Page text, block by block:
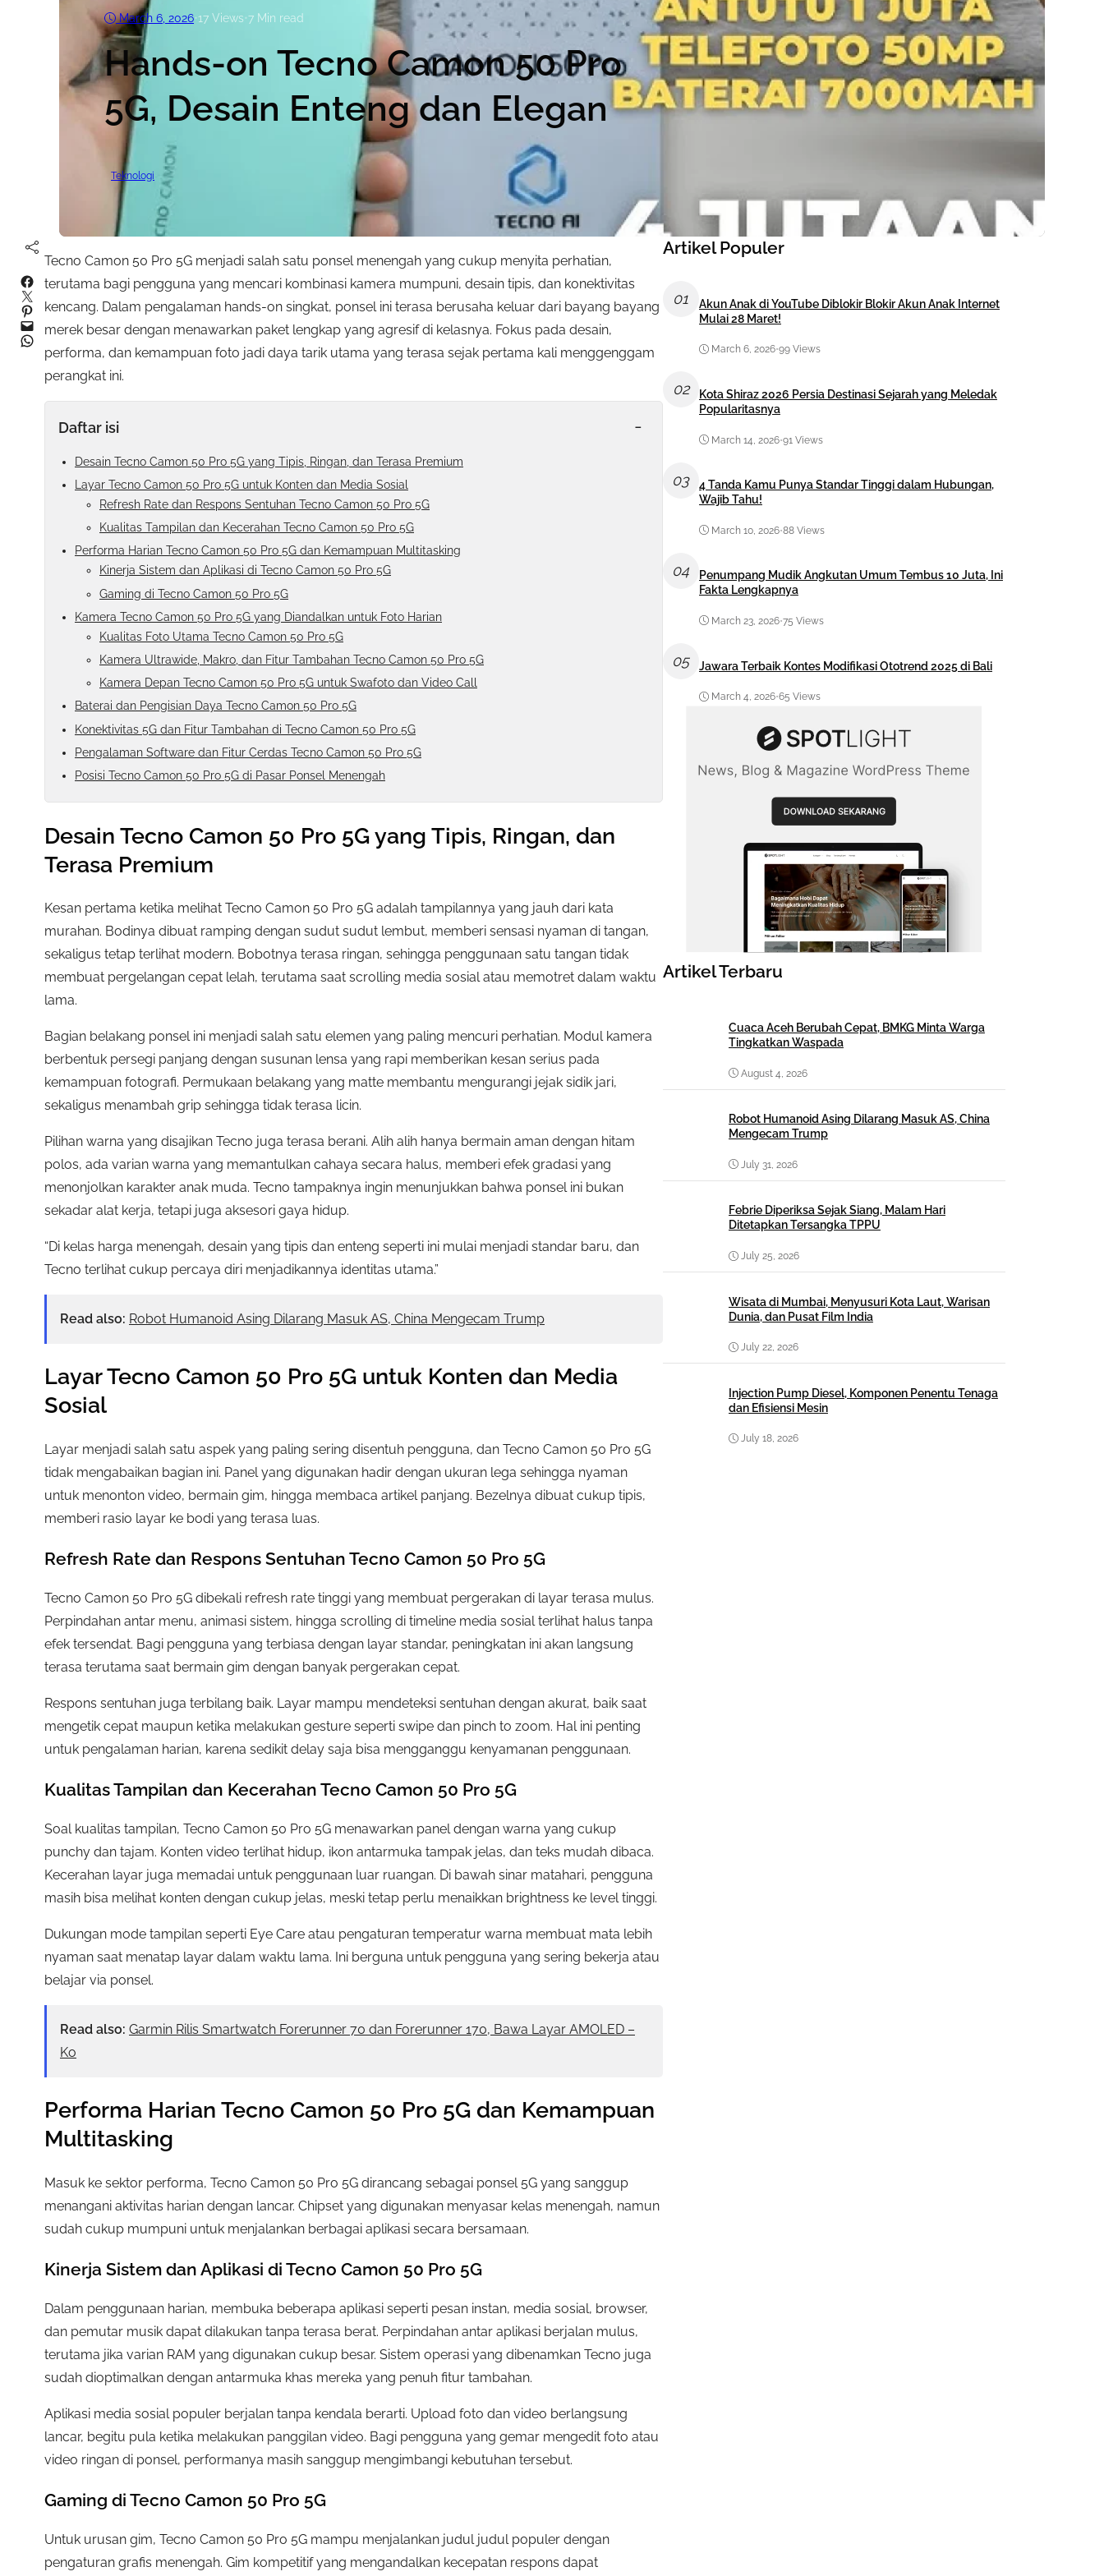
March 6, 2026•17 Views•7 Min read
Hands-on Tecno Camon 50 Pro
5G, Desain Enteng dan Elegan
Teknologi
Facebook
Twitter
Pinterest
Mail
WhatsApp
Tecno Camon 50 Pro 5G menjadi salah satu ponsel menengah yang cukup menyita perhatian,
terutama bagi pengguna yang mencari kombinasi kamera mumpuni, desain tipis, dan konektivitas
kencang. Dalam pengalaman hands-on singkat, ponsel ini terasa berusaha keluar dari bayang bayang
merek besar dengan menawarkan paket lengkap yang agresif di kelasnya. Fokus pada desain,
performa, dan kemampuan foto jadi daya tarik utama yang terasa sejak pertama kali menggenggam
perangkat ini.
Daftar isi -
Desain Tecno Camon 50 Pro 5G yang Tipis, Ringan, dan Terasa Premium
Layar Tecno Camon 50 Pro 5G untuk Konten dan Media Sosial
Refresh Rate dan Respons Sentuhan Tecno Camon 50 Pro 5G
Kualitas Tampilan dan Kecerahan Tecno Camon 50 Pro 5G
Performa Harian Tecno Camon 50 Pro 5G dan Kemampuan Multitasking
Kinerja Sistem dan Aplikasi di Tecno Camon 50 Pro 5G
Gaming di Tecno Camon 50 Pro 5G
Kamera Tecno Camon 50 Pro 5G yang Diandalkan untuk Foto Harian
Kualitas Foto Utama Tecno Camon 50 Pro 5G
Kamera Ultrawide, Makro, dan Fitur Tambahan Tecno Camon 50 Pro 5G
Kamera Depan Tecno Camon 50 Pro 5G untuk Swafoto dan Video Call
Baterai dan Pengisian Daya Tecno Camon 50 Pro 5G
Konektivitas 5G dan Fitur Tambahan di Tecno Camon 50 Pro 5G
Pengalaman Software dan Fitur Cerdas Tecno Camon 50 Pro 5G
Posisi Tecno Camon 50 Pro 5G di Pasar Ponsel Menengah
Desain Tecno Camon 50 Pro 5G yang Tipis, Ringan, dan
Terasa Premium
Kesan pertama ketika melihat Tecno Camon 50 Pro 5G adalah tampilannya yang jauh dari kata
murahan. Bodinya dibuat ramping dengan sudut sudut lembut, memberi sensasi nyaman di tangan,
sekaligus tetap terlihat modern. Bobotnya terasa ringan, sehingga penggunaan satu tangan tidak
membuat pergelangan cepat lelah, terutama saat scrolling media sosial atau memotret dalam waktu
lama.
Bagian belakang ponsel ini menjadi salah satu elemen yang paling mencuri perhatian. Modul kamera
berbentuk persegi panjang dengan susunan lensa yang rapi memberikan kesan serius pada
kemampuan fotografi. Permukaan belakang yang matte membantu mengurangi jejak sidik jari,
sekaligus menambah grip sehingga tidak terasa licin.
Pilihan warna yang disajikan Tecno juga terasa berani. Alih alih hanya bermain aman dengan hitam
polos, ada varian warna yang memantulkan cahaya secara halus, memberi efek gradasi yang
menonjolkan karakter anak muda. Tecno tampaknya ingin menunjukkan bahwa ponsel ini bukan
sekadar alat kerja, tetapi juga aksesori gaya hidup.
“Di kelas harga menengah, desain yang tipis dan enteng seperti ini mulai menjadi standar baru, dan
Tecno terlihat cukup percaya diri menjadikannya identitas utama.”
Read also: Robot Humanoid Asing Dilarang Masuk AS, China Mengecam Trump
Layar Tecno Camon 50 Pro 5G untuk Konten dan Media
Sosial
Layar menjadi salah satu aspek yang paling sering disentuh pengguna, dan Tecno Camon 50 Pro 5G
tidak mengabaikan bagian ini. Panel yang digunakan hadir dengan ukuran lega sehingga nyaman
untuk menonton video, bermain gim, hingga membaca artikel panjang. Bezelnya dibuat cukup tipis,
memberi rasio layar ke bodi yang terasa luas.
Refresh Rate dan Respons Sentuhan Tecno Camon 50 Pro 5G
Tecno Camon 50 Pro 5G dibekali refresh rate tinggi yang membuat pergerakan di layar terasa mulus.
Perpindahan antar menu, animasi sistem, hingga scrolling di timeline media sosial terlihat halus tanpa
efek tersendat. Bagi pengguna yang terbiasa dengan layar standar, peningkatan ini akan langsung
terasa terutama saat bermain gim dengan banyak pergerakan cepat.
Respons sentuhan juga terbilang baik. Layar mampu mendeteksi sentuhan dengan akurat, baik saat
mengetik cepat maupun ketika melakukan gesture seperti swipe dan pinch to zoom. Hal ini penting
untuk pengalaman harian, karena sedikit delay saja bisa mengganggu kenyamanan penggunaan.
Kualitas Tampilan dan Kecerahan Tecno Camon 50 Pro 5G
Soal kualitas tampilan, Tecno Camon 50 Pro 5G menawarkan panel dengan warna yang cukup
punchy dan tajam. Konten video terlihat hidup, ikon antarmuka tampak jelas, dan teks mudah dibaca.
Kecerahan layar juga memadai untuk penggunaan luar ruangan. Di bawah sinar matahari, pengguna
masih bisa melihat konten dengan cukup jelas, meski tetap perlu menaikkan brightness ke level tinggi.
Dukungan mode tampilan seperti Eye Care atau pengaturan temperatur warna membuat mata lebih
nyaman saat menatap layar dalam waktu lama. Ini berguna untuk pengguna yang sering bekerja atau
belajar via ponsel.
Read also: Garmin Rilis Smartwatch Forerunner 70 dan Forerunner 170, Bawa Layar AMOLED –
Ko
Performa Harian Tecno Camon 50 Pro 5G dan Kemampuan
Multitasking
Masuk ke sektor performa, Tecno Camon 50 Pro 5G dirancang sebagai ponsel 5G yang sanggup
menangani aktivitas harian dengan lancar. Chipset yang digunakan menyasar kelas menengah, namun
sudah cukup mumpuni untuk menjalankan berbagai aplikasi secara bersamaan.
Kinerja Sistem dan Aplikasi di Tecno Camon 50 Pro 5G
Dalam penggunaan harian, membuka beberapa aplikasi seperti pesan instan, media sosial, browser,
dan pemutar musik dapat dilakukan tanpa terasa berat. Perpindahan antar aplikasi berjalan mulus,
terutama jika varian RAM yang digunakan cukup besar. Sistem operasi yang dibenamkan Tecno juga
sudah dioptimalkan dengan antarmuka khas mereka yang penuh fitur tambahan.
Aplikasi media sosial populer berjalan tanpa kendala berarti. Upload foto dan video berlangsung
lancar, begitu pula ketika melakukan panggilan video. Bagi pengguna yang gemar mengedit foto atau
video ringan di ponsel, performanya masih sanggup mengimbangi kebutuhan tersebut.
Gaming di Tecno Camon 50 Pro 5G
Untuk urusan gim, Tecno Camon 50 Pro 5G mampu menjalankan judul judul populer dengan
pengaturan grafis menengah. Gim kompetitif yang mengandalkan kecepatan respons dapat
Artikel Populer
01
Akun Anak di YouTube Diblokir Blokir Akun Anak Internet
Mulai 28 Maret!
March 6, 2026•99 Views
02
Kota Shiraz 2026 Persia Destinasi Sejarah yang Meledak
Popularitasnya
March 14, 2026•91 Views
03
4 Tanda Kamu Punya Standar Tinggi dalam Hubungan,
Wajib Tahu!
March 10, 2026•88 Views
04
Penumpang Mudik Angkutan Umum Tembus 10 Juta, Ini
Fakta Lengkapnya
March 23, 2026•75 Views
05 Jawara Terbaik Kontes Modifikasi Ototrend 2025 di Bali
March 4, 2026•65 Views
Artikel Terbaru
Cuaca Aceh Berubah Cepat, BMKG Minta Warga
Tingkatkan Waspada
August 4, 2026
Robot Humanoid Asing Dilarang Masuk AS, China
Mengecam Trump
July 31, 2026
Febrie Diperiksa Sejak Siang, Malam Hari
Ditetapkan Tersangka TPPU
July 25, 2026
Wisata di Mumbai, Menyusuri Kota Laut, Warisan
Dunia, dan Pusat Film India
July 22, 2026
Injection Pump Diesel, Komponen Penentu Tenaga
dan Efisiensi Mesin
July 18, 2026